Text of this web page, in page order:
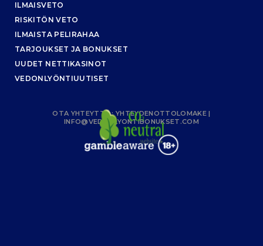
ILMAISVETO
RISKITÖN VETO
ILMAISTA PELIRAHAA
TARJOUKSET JA BONUKSET
UUDET NETTIKASINOT
VEDONLYÖNTIUUTISET
OTA YHTEYTTÄ :YHTEYDENOTTOLOMAKE |
INFO@VEDONLYONTIBONUKSET.COM